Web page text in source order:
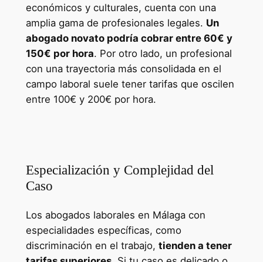
económicos y culturales, cuenta con una
amplia gama de profesionales legales. Un
abogado novato podría cobrar entre 60€ y
150€ por hora. Por otro lado, un profesional
con una trayectoria más consolidada en el
campo laboral suele tener tarifas que oscilen
entre 100€ y 200€ por hora.
Especialización y Complejidad del
Caso
Los abogados laborales en Málaga con
especialidades específicas, como
discriminación en el trabajo, tienden a tener